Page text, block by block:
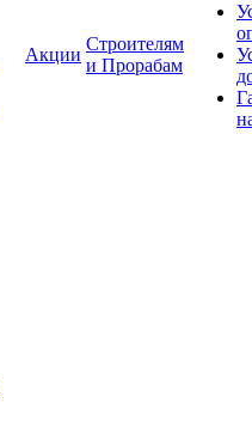
Акции
Строителям
и Прорабам